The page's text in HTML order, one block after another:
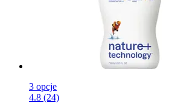
3 opcje
4.8 (24)